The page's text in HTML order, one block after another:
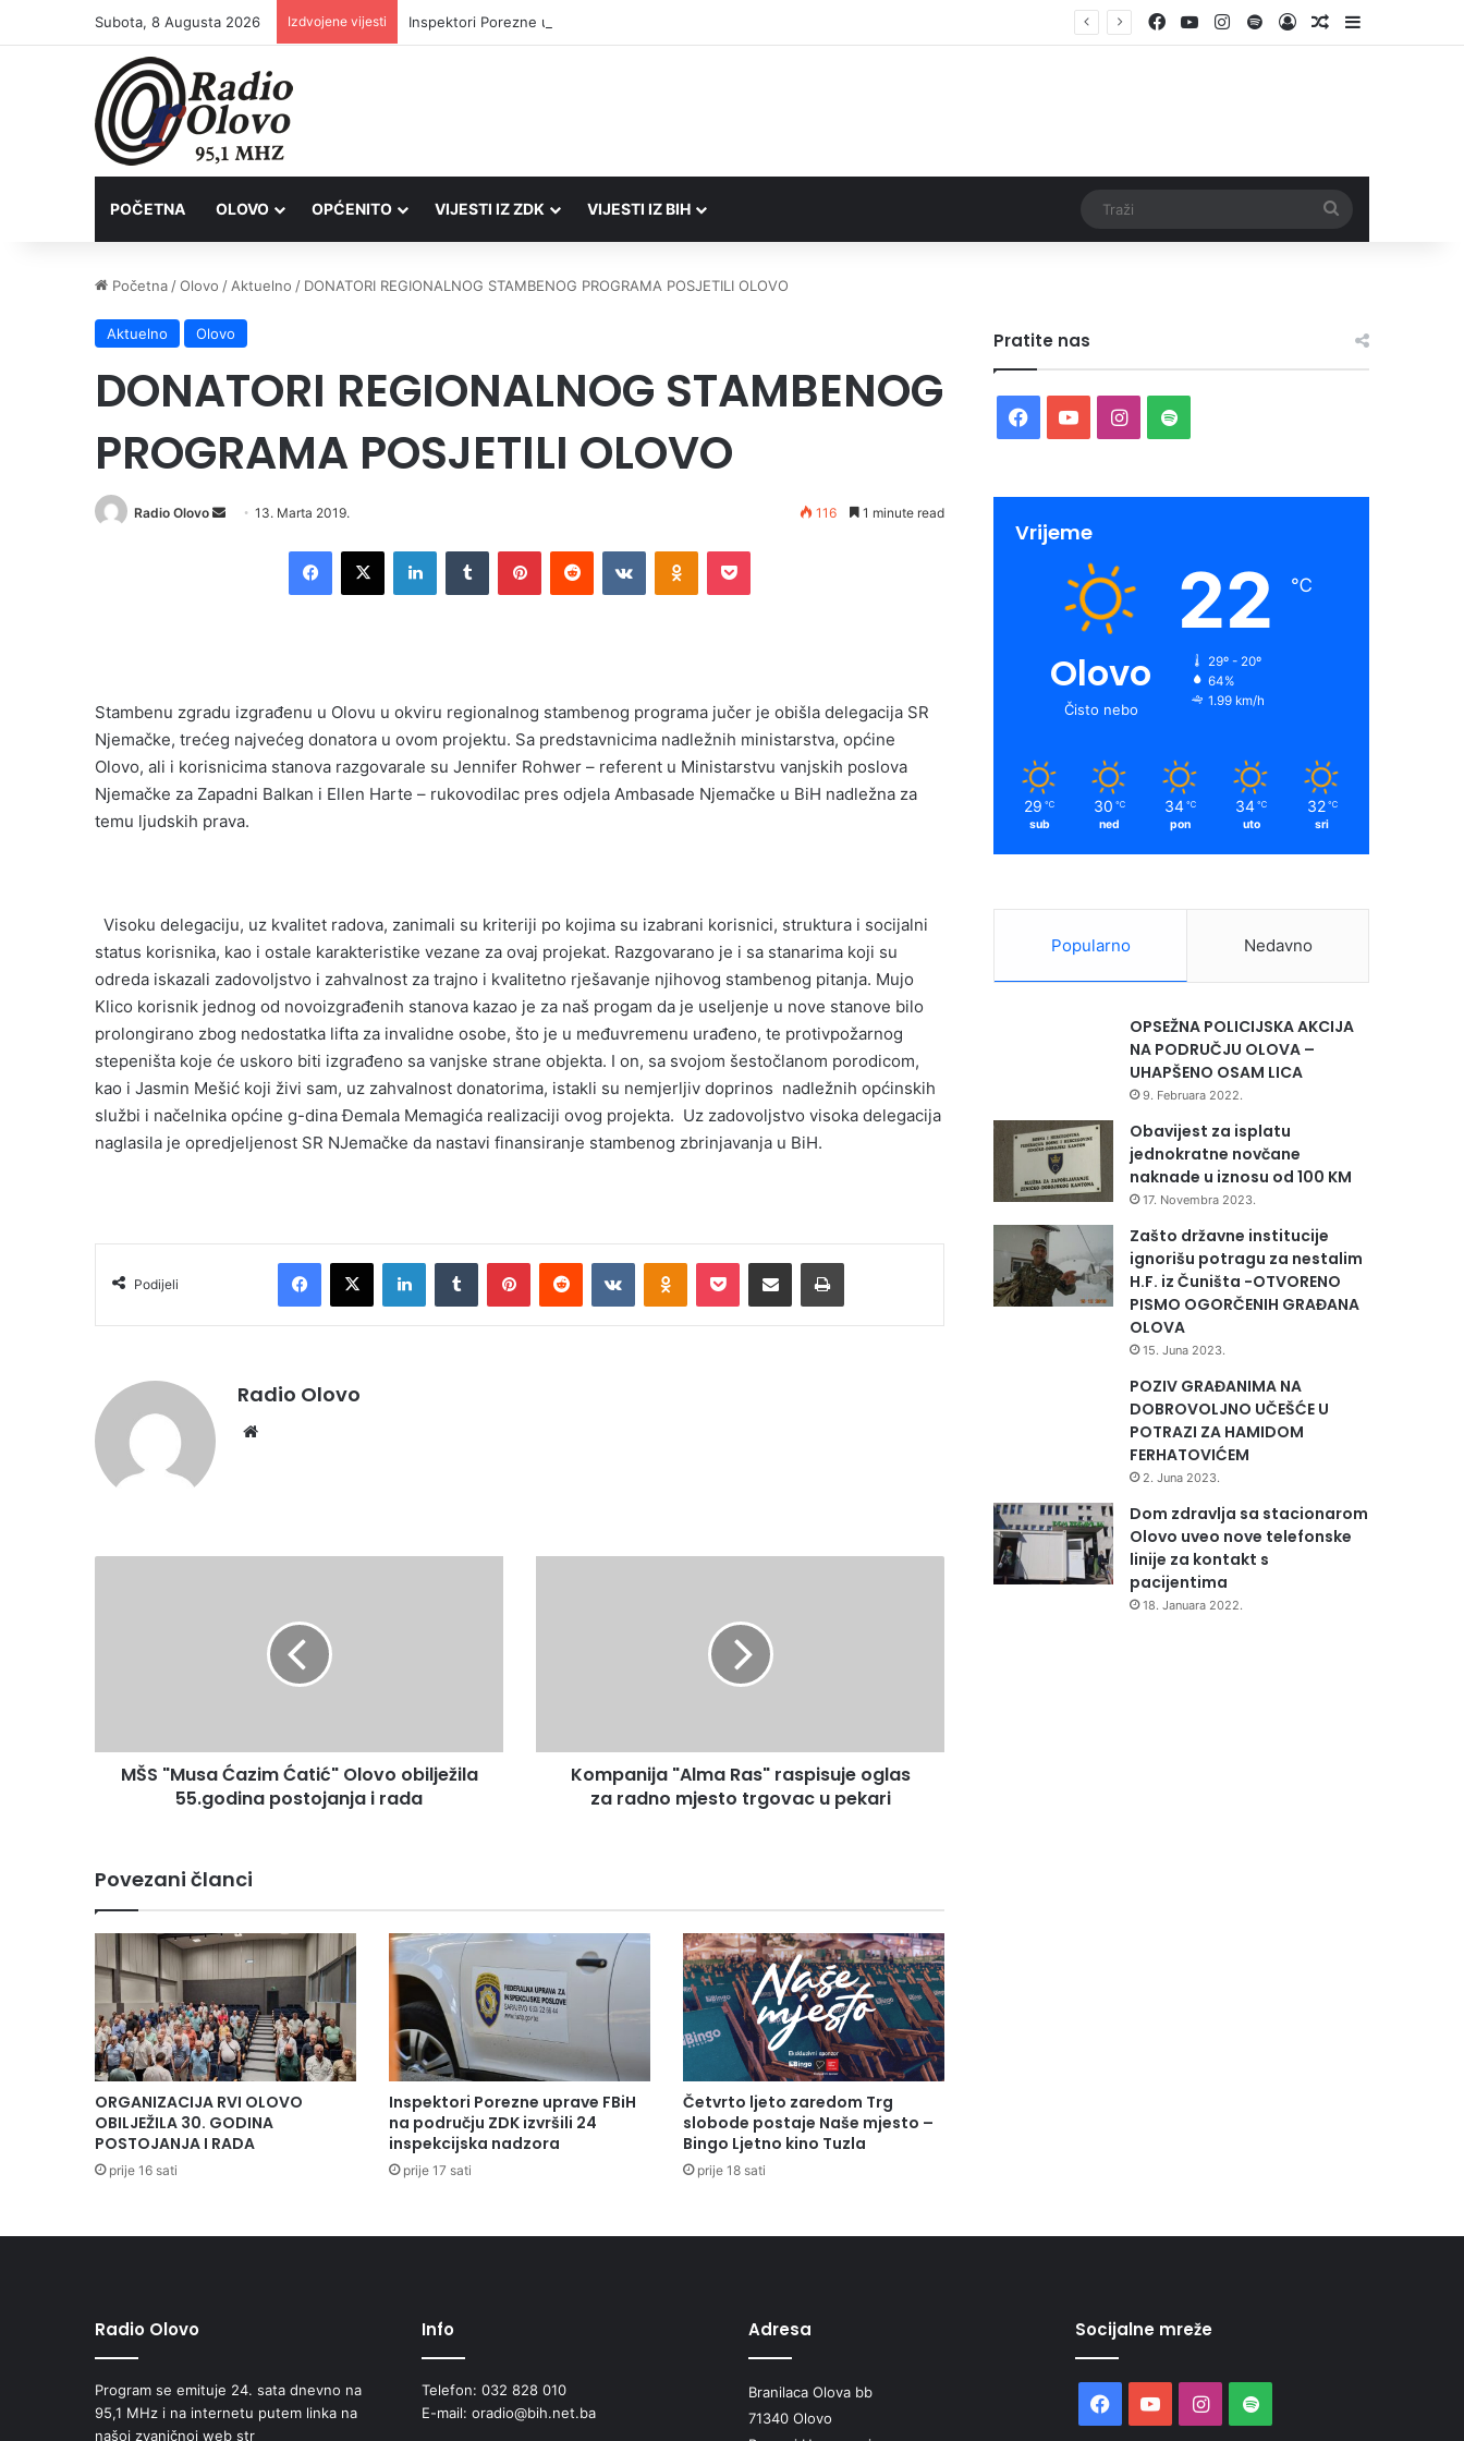
Subota, 8 Augusta 2026 Izdvojene vijesti Inspektori Porezne uprave FBiH na području ZDK izvršili 24 inspekcijska nadzora Facebook
YouTubeInstagram
SpotifyLog InRandom Article
Sidebar
POČETNA OLOVO OPĆENITO VIJESTI IZ ZDK VIJESTI IZ BIH
Početna /Olovo / Aktuelno / DONATORI REGIONALNOG STAMBENOG PROGRAMA POSJETILI OLOVO
Aktuelno Olovo
DONATORI REGIONALNOG STAMBENOG
PROGRAMA POSJETILI OLOVO
Radio Olovo
Send13. Marta 2019. 116 1 minute read
Facebook
X LinkedInTumblr PinterestReddit VKontakteOdnoklassniki
Pocket
Stambenu zgradu izgrađenu u Olovu u okviru regionalnog stambenog programa jučer je obišla delegacija SR
Njemačke, trećeg najvećeg donatora u ovom projektu. Sa predstavnicima nadležnih ministarstva, općine
Olovo, ali i korisnicima stanova razgovarale su Jennifer Rohwer – referent u Ministarstvu vanjskih poslova
Njemačke za Zapadni Balkan i Ellen Harte – rukovodilac pres odjela Ambasade Njemačke u BiH nadležna za
temu ljudskih prava.
Visoku delegaciju, uz kvalitet radova, zanimali su kriteriji po kojima su izabrani korisnici, struktura i socijalni
status korisnika, kao i ostale karakteristike vezane za ovaj projekat. Razgovarano je i sa stanarima koji su
odreda iskazali zadovoljstvo i zahvalnost za trajno i kvalitetno rješavanje njihovog stambenog pitanja. Mujo
Klico korisnik jednog od novoizgrađenih stanova kazao je za naš progam da je useljenje u nove stanove bilo
prolongirano zbog nedostatka lifta za invalidne osobe, što je u međuvremenu urađeno, te protivpožarnog
stepeništa koje će uskoro biti izgrađeno sa vanjske strane objekta. I on, sa svojom šestočlanom porodicom,
kao i Jasmin Mešić koji živi sam, uz zahvalnost donatorima, istakli su nemjerljiv doprinos nadležnih općinskih
službi i načelnika općine g-dina Đemala Memagića realizaciji ovog projekta. Uz zadovoljstvo visoka delegacija
naglasila je opredjeljenost SR NJemačke da nastavi finansiranje stambenog zbrinjavanja u BiH.
Podijeli
Facebook
X LinkedInTumblr PinterestReddit VKontakteOdnoklassniki
Pocket Podijeli putem Emaila Print
Radio Olovo
i
radaMŠS "Musa Ćazim Ćatić" Olovo obilježila
55.godina postojanja i rada
trgovac
Kompanija "Alma Ras" raspisuje oglas
za radno mjesto trgovac u pekari
Povezani članci
ORGANIZACIJA RVI OLOVO
OBILJEŽILA 30. GODINA
POSTOJANJA I RADA
prije 16 sati
Inspektori Porezne uprave FBiH
na području ZDK izvršili 24
inspekcijska nadzora
prije 17 sati
Četvrto ljeto zaredom Trg
slobode postaje Naše mjesto –
Bingo Ljetno kino Tuzla
prije 18 sati
Pratite nas
Facebook
YouTubeInstagram
Spotify
Vrijeme
Olovo
Čisto nebo
22 ℃
29º - 20º
64%
1.99 km/h
29 ℃
sub
30 ℃
ned
34 ℃
pon
34 ℃
uto
32 ℃
sri
Popularno Nedavno
OPSEŽNA POLICIJSKA AKCIJA
NA PODRUČJU OLOVA –
UHAPŠENO OSAM LICA
9. Februara 2022.
Obavijest za isplatu
jednokratne novčane
naknade u iznosu od 100 KM
17. Novembra 2023.
Zašto državne institucije
ignorišu potragu za nestalim
H.F. iz Čuništa -OTVORENO
PISMO OGORČENIH GRAĐANA
OLOVA
15. Juna 2023.
POZIV GRAĐANIMA NA
DOBROVOLJNO UČEŠĆE U
POTRAZI ZA HAMIDOM
FERHATOVIĆEM
2. Juna 2023.
Dom zdravlja sa stacionarom
Olovo uveo nove telefonske
linije za kontakt s
pacijentima
18. Januara 2022.
Radio Olovo
Program se emituje 24. sata dnevno na
95,1 MHz i na internetu putem linka na
našoj zvaničnoj web str
Info
Telefon: 032 828 010
E-mail: oradio@bih.net.ba
Adresa
Branilaca Olova bb
71340 Olovo
Socijalne mreže
Facebook
YouTubeInstagram
Spotify